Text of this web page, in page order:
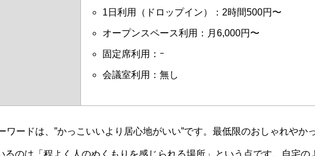
1日利用（ドロップイン）：2時間500円〜
オープンスペース利用：月6,000円〜
固定席利用：ｰ
会議室利用：無し
ードは、”かっこいいより居心地がいい”です。最低限のおしゃれやか
のは「程よく人のぬくもりを感じられる場所」という点です。自宅の